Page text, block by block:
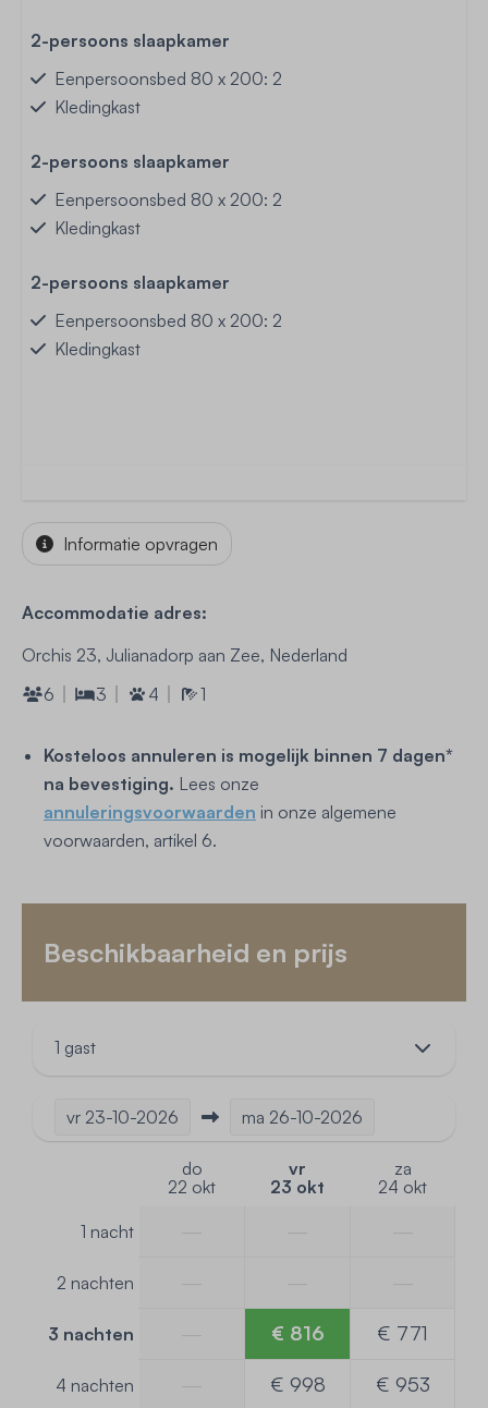
2-persoons slaapkamer
Eenpersoonsbed 80 x 200: 2
Kledingkast
2-persoons slaapkamer
Eenpersoonsbed 80 x 200: 2
Kledingkast
2-persoons slaapkamer
Eenpersoonsbed 80 x 200: 2
Kledingkast
Informatie opvragen
Accommodatie adres:
Orchis 23, Julianadorp aan Zee, Nederland
6
3 4 1
Kosteloos annuleren is mogelijk binnen 7 dagen*
na bevestiging. Lees onze
annuleringsvoorwaarden in onze algemene
voorwaarden, artikel 6.
Beschikbaarheid en prijs
1 gast
vr 23-10-2026 ma 26-10-2026
do
22 okt
vr
23 okt
za
24 okt
1 nacht
2 nachten
3 nachten € 816 € 771
4 nachten € 998 € 953